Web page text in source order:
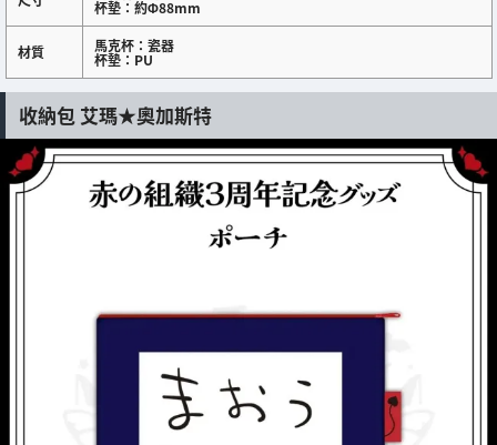
杯墊：約Φ88mm
材質 馬克杯：瓷器
杯墊：PU
收納包 艾瑪★奧加斯特